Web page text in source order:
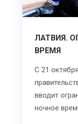
ЛАТВИЯ.
ВРЕМЯ
С 21
вводит
ночное